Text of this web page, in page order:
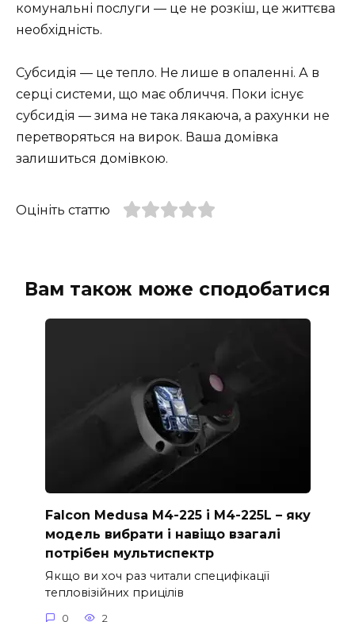
комунальні послуги — це не розкіш, це життєва
необхідність.
Субсидія — це тепло. Не лише в опаленні. А в
серці системи, що має обличчя. Поки існує
субсидія — зима не така лякаюча, а рахунки не
перетворяться на вирок. Ваша домівка
залишиться домівкою.
Оцініть статтю
Вам також може сподобатися
Falcon Medusa M4-225 і M4-225L – яку
модель вибрати і навіщо взагалі
потрібен мультиспектр
Якщо ви хоч раз читали специфікації
тепловізійних прицілів
0 2